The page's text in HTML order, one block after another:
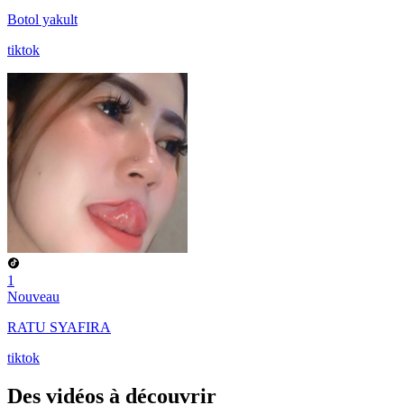
Botol yakult
tiktok
1
Nouveau
RATU SYAFIRA
tiktok
Des vidéos à découvrir